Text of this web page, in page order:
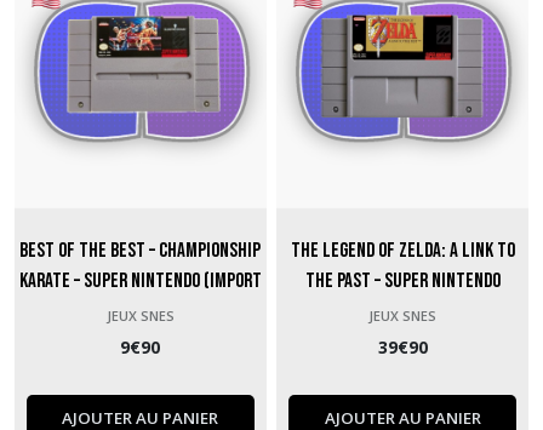
Best of the Best – Championship
Karate – Super Nintendo (Import
US)
JEUX SNES
9€90
AJOUTER AU PANIER
The Legend of Zelda: A Link to
the Past – Super Nintendo
(Import US)
JEUX SNES
39€90
AJOUTER AU PANIER